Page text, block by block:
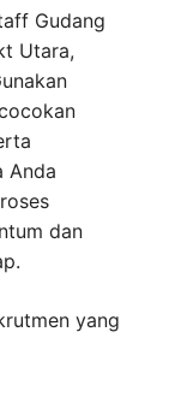
Gudang
Utara,
Anda
dan
yang